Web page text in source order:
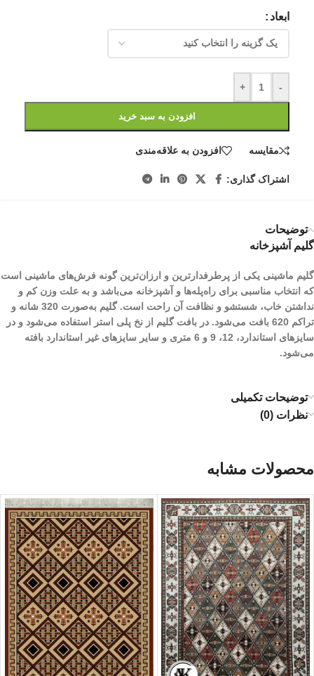
ابعاد
-
+
افزودن به سبد خرید
مقایسه افزودن به علاقه‌مندی
اشتراک گذاری:
توضیحات
گلیم آشپزخانه
گلیم ماشینی یکی از پرطرفدارترین و ارزان‌ترین گونه فرش‌های ماشینی است
که انتخاب مناسبی برای راه‌پله‌ها و آشپزخانه می‌باشد و به علت وزن کم و
نداشتن خاب، شستشو و نظافت آن راحت است. گلیم به‌صورت 320 شانه و
تراکم 620 بافت می‌شود. در بافت گلیم از نخ پلی استر استفاده می‌شود و در
سایزهای استاندارد، 12، 9 و 6 متری و سایر سایز‌های غیر استاندارد بافته
می‌شود.
توضیحات تکمیلی
نظرات (0)
محصولات مشابه